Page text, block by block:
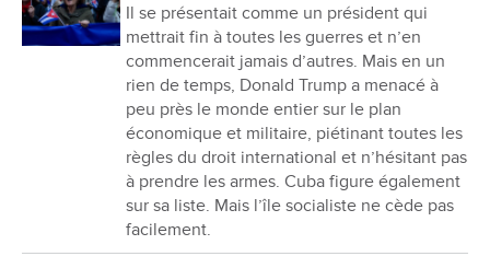
Il se présentait comme un président qui
mettrait fin à toutes les guerres et n’en
commencerait jamais d’autres. Mais en un
rien de temps, Donald Trump a menacé à
peu près le monde entier sur le plan
économique et militaire, piétinant toutes les
règles du droit international et n’hésitant pas
à prendre les armes. Cuba figure également
sur sa liste. Mais l’île socialiste ne cède pas
facilement.